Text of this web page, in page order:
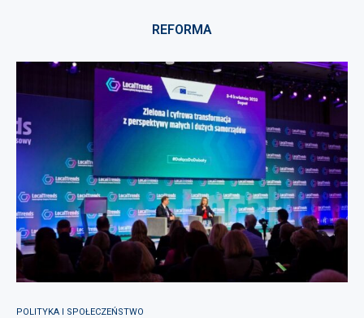
REFORMA
POLITYKA I SPOŁECZEŃSTWO